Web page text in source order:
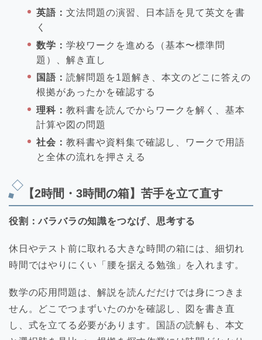
英語：文法問題の演習、日本語を見て英文を書
く
数学：学校ワークを進める（基本〜標準問
題）、解き直し
国語：読解問題を1題解き、本文のどこに答えの
根拠があったかを確認する
理科：教科書を読んでからワークを解く、基本
計算や図の問題
社会：教科書や資料集で確認し、ワークで用語
と全体の流れを押さえる
【2時間・3時間の箱】苦手を立て直す
役割：バラバラの知識をつなげ、思考する
休日やテスト前に取れる大きな時間の箱には、細切れ
時間ではやりにくい「腰を据える勉強」を入れます。
数学の応用問題は、解説を読んだだけでは身につきま
せん。どこでつまずいたのかを確認し、図を書き直
し、式を立てる必要があります。国語の読解も、本文